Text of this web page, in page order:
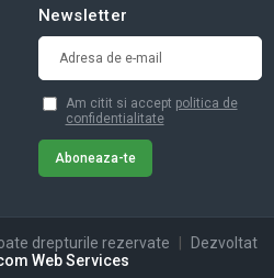
Newsletter
Am citit si accept politica de
confidentialitate
drepturile rezervate |
Dezvoltat
Web Services